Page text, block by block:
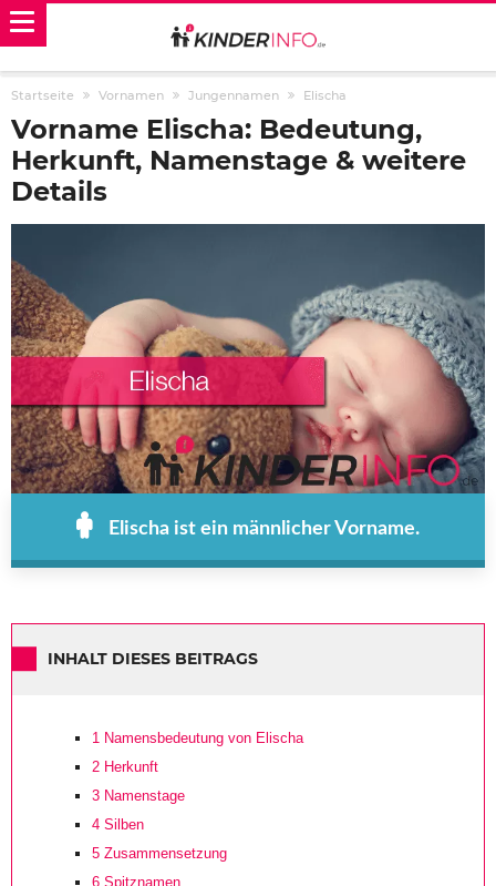
Startseite Vornamen Jungennamen Elischa
Vorname Elischa: Bedeutung,
Herkunft, Namenstage & weitere
Details
Elischa ist ein männlicher Vorname.
INHALT DIESES BEITRAGS
1 Namensbedeutung von Elischa
2 Herkunft
3 Namenstage
4 Silben
5 Zusammensetzung
6 Spitznamen